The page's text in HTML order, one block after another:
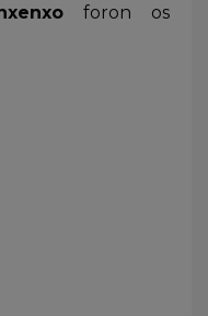
foron os